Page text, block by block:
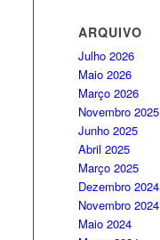
ARQUIVO
Julho 2026
Maio 2026
Março 2026
Novembro 2025
Junho 2025
Abril 2025
Março 2025
Dezembro 2024
Novembro 2024
Maio 2024